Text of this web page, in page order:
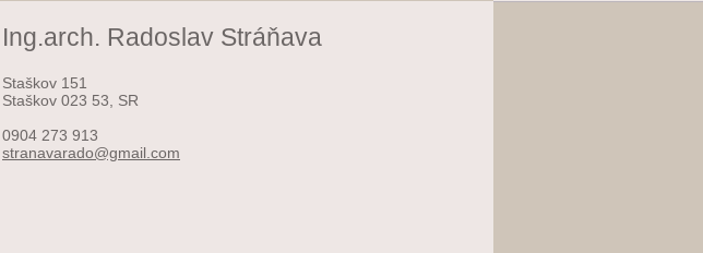
Ing.arch. Radoslav Stráňava
Staškov 151
Staškov 023 53, SR
0904 273 913
stranavarado@gmail.com